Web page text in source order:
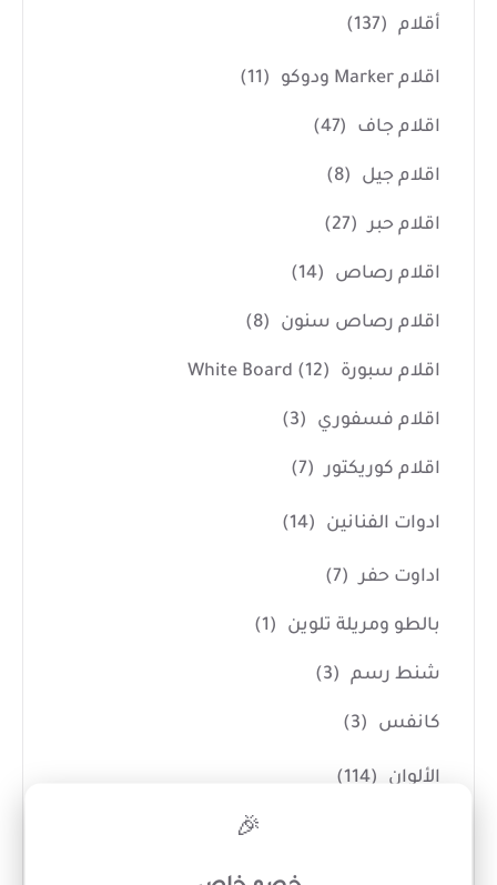
أقلام (137)
اقلام Marker ودوكو (11)
اقلام جاف (47)
اقلام جيل (8)
اقلام حبر (27)
اقلام رصاص (14)
اقلام رصاص سنون (8)
اقلام سبورة White Board (12)
اقلام فسفوري (3)
اقلام كوريكتور (7)
ادوات الفنانين (14)
اداوت حفر (7)
بالطو ومريلة تلوين (1)
شنط رسم (3)
كانفس (3)
الألوان (114)
🎉